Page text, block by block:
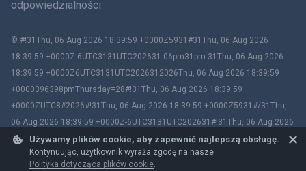
Używamy plików cookie, aby zapewnić najlepszą obsługę.
Kontynuując, użytkownik wyraża zgodę na nasze
Polityka dotycząca plików cookie.
odpowiedzialności.
© #!31Thu, 06 Aug 2026 18:39:59 +0000Z5931#31Thu, 06 Aug 2026
18:39:59 +0000Z-6UTC3131UTC202631 06pm31pm-31Thu, 06 Aug 2026
18:39:59 +0000Z6UTC3131UTC2026312026Thu, 06 Aug 2026 18:39:59
+0000396398pmThursday=28#!31Thu, 06 Aug 2026 18:39:59
+0000ZUTC8#2026#!31Thu, 06 Aug 2026 18:39:59 +0000Z5931#/31Thu,
06 Aug 2026 18:39:59 +0000Z-6UTC3131UTC202631#!31Thu, 06 Aug 2026
18:39:59 +0000ZUTC8# mSpy. All trademarks are the property of their
respective owners.